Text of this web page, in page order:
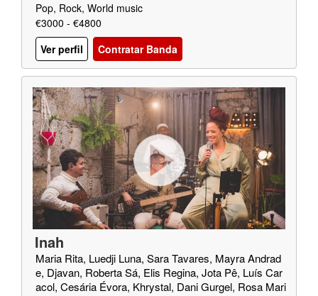
Pop, Rock, World music
€3000 - €4800
Ver perfil
Contratar Banda
Inah
Maria Rita, Luedji Luna, Sara Tavares, Mayra Andrad
e, Djavan, Roberta Sá, Elis Regina, Jota Pê, Luís Car
acol, Cesária Évora, Khrystal, Dani Gurgel, Rosa Mari